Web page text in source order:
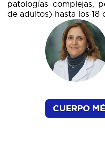
patologías complejas,
de adultos) hasta los 18
CUERPO